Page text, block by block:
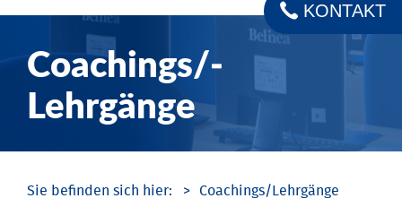
Coachings/­
Lehrgänge
KONTAKT
Coachings/­Lehrgänge